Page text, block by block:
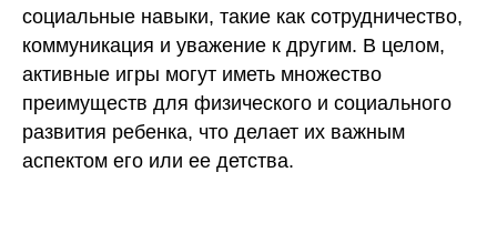
социальные навыки, такие как сотрудничество,
коммуникация и уважение к другим. В целом,
активные игры могут иметь множество
преимуществ для физического и социального
развития ребенка, что делает их важным
аспектом его или ее детства.